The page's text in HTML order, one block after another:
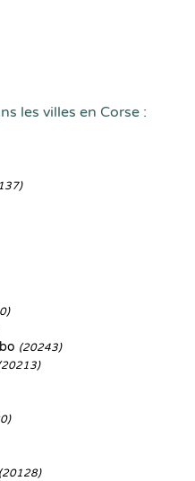
les villes en Corse :
(20243)
(20128)